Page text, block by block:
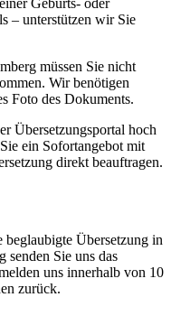
Geburts- oder
– unterstützen wir Sie
müssen Sie nicht
Wir benötigen
Foto des Dokuments.
Übersetzungsportal hoch
ein Sofortangebot mit
direkt beauftragen.
Übersetzung in
senden Sie uns das
uns innerhalb von 10
zurück.